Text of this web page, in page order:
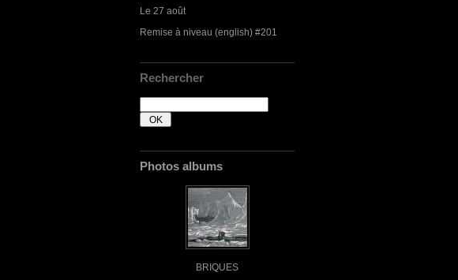
Le 27 août
Remise à niveau (english) #201
Rechercher
Photos albums
BRIQUES